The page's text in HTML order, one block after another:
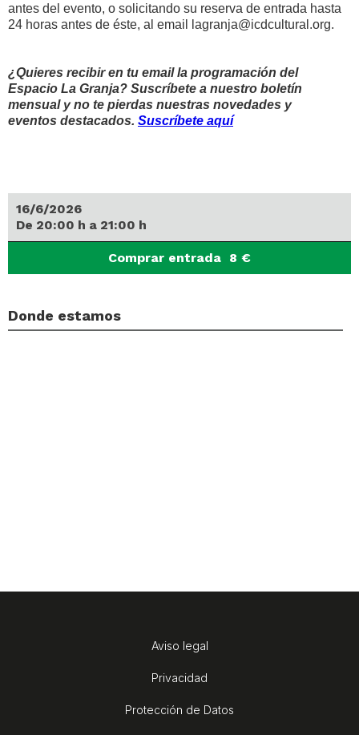
antes del evento, o solicitando su reserva de entrada hasta
24 horas antes de éste, al email lagranja@icdcultural.org.
¿Quieres recibir en tu email la programación del
Espacio La Granja? Suscríbete a nuestro boletín
mensual y no te pierdas nuestras novedades y
eventos destacados. Suscríbete aquí
16/6/2026
De 20:00 h a 21:00 h
Comprar entrada 8 €
Donde estamos
Aviso legal
Privacidad
Protección de Datos